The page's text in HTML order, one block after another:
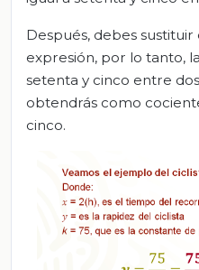
Después, debes sustituir
expresión, por lo tanto,
setenta y cinco entre
obtendrás como
cinco.